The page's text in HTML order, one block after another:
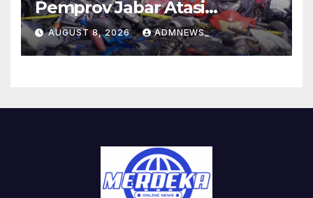
Pemprov Jabar Atasi
Kejahatan Jalanan
AUGUST 8, 2026 ADMNEWS_